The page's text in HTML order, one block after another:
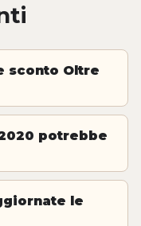
sconto Oltre
potrebbe
le